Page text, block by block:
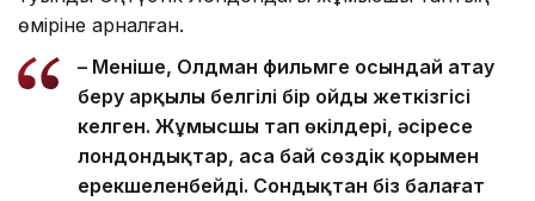
өміріне арналған.
– Меніңше, Олдман фильмге осындай атау
беру арқылы белгілі бір ойды жеткізгісі
келген. Жұмысшы тап өкілдері, әсіресе
лондондықтар, аса бай сөздік қорымен
ерекшеленбейді. Сондықтан біз балағат